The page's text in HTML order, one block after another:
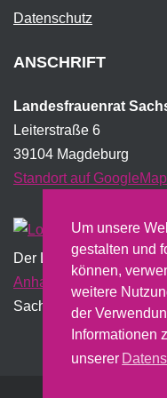
Um unsere
gestalten und
können,
weitere
der
Informationen
unserer
Datenschutz
ANSCHRIFT
Landesfrauenrat
Leiterstraße 6
39104 Magdeburg
Standort auf
Der Landesfrauenrat
Anhalt
gefördert und
Sachbericht.